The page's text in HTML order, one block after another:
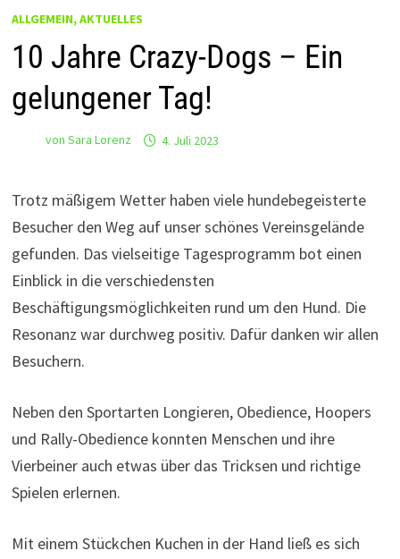
ALLGEMEIN, AKTUELLES
10 Jahre Crazy-Dogs – Ein
gelungener Tag!
von Sara Lorenz 4. Juli 2023
Trotz mäßigem Wetter haben viele hundebegeisterte
Besucher den Weg auf unser schönes Vereinsgelände
gefunden. Das vielseitige Tagesprogramm bot einen
Einblick in die verschiedensten
Beschäftigungsmöglichkeiten rund um den Hund. Die
Resonanz war durchweg positiv. Dafür danken wir allen
Besuchern.
Neben den Sportarten Longieren, Obedience, Hoopers
und Rally-Obedience konnten Menschen und ihre
Vierbeiner auch etwas über das Tricksen und richtige
Spielen erlernen.
Mit einem Stückchen Kuchen in der Hand ließ es sich